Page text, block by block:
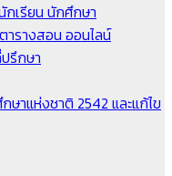
กเรียน นักศึกษา
ารางสอน ออนไลน์
รึกษา
าแห่งชาติ 2542 และแก้ไข